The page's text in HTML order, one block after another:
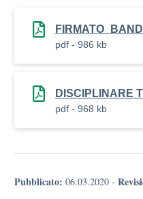
pdf - 986 kb
DISCIPLINARE
pdf - 968 kb
Pubblicato: 06.03.2020 -